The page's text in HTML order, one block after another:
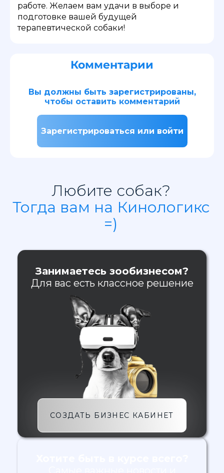
работе. Желаем вам удачи в выборе и
подготовке вашей будущей
терапевтической собаки!
Комментарии
Вы должны быть зарегистрированы,
чтобы оставить комментарий
Зарегистрироваться или войти
Любите собак?
Тогда вам на Кинологикс
=)
Занимаетесь зообизнесом?
Для вас есть классное решение
СОЗДАТЬ БИЗНЕС КАБИНЕТ